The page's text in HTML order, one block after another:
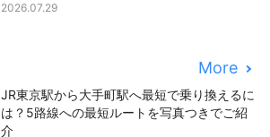
2026.07.29
More
JR東京駅から大手町駅へ最短で乗り換えるに
は？5路線への最短ルートを写真つきでご紹
介